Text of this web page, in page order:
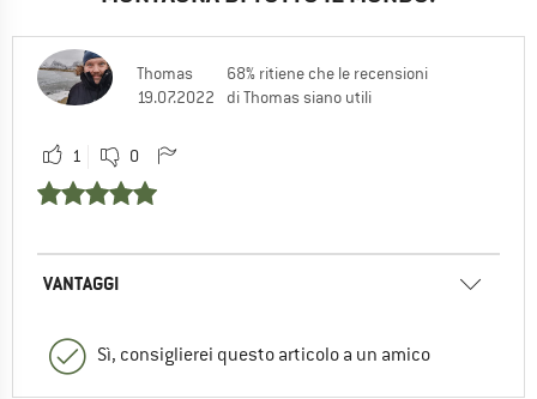
Thomas
19.07.2022
68% ritiene che le recensioni
di Thomas siano utili
1 0
VANTAGGI
Sì, consiglierei questo articolo a un amico